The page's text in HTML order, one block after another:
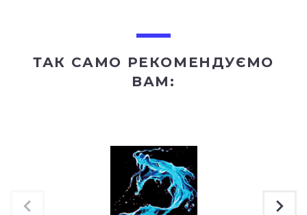
ТАК САМО РЕКОМЕНДУЄМО
ВАМ: